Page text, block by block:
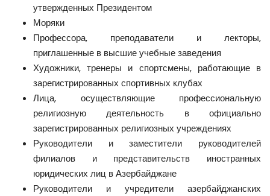
утвержденных Президентом
Моряки
Профессора, преподаватели и лекторы,
приглашенные в высшие учебные заведения
Художники, тренеры и спортсмены, работающие в
зарегистрированных спортивных клубах
Лица, осуществляющие профессиональную
религиозную деятельность в официально
зарегистрированных религиозных учреждениях
Руководители и заместители руководителей
филиалов и представительств иностранных
юридических лиц в Азербайджане
Руководители и учредители азербайджанских